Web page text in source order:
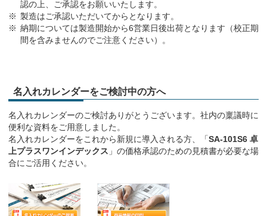
認の上、ご承認をお願いいたします。
製造はご承認いただいてからとなります。
納期については製造開始から6営業日後出荷となります（校正期
間を含みませんのでご注意ください）。
名入れカレンダーをご検討中の方へ
名入れカレンダーのご検討ありがとうございます。社内の稟議時に
便利な資料をご用意しました。
名入れカレンダーをこれから新規に導入される方、「SA-101S6 卓
上プラスワンインデックス 」の価格承認のための見積書が必要な場
合にご活用ください。